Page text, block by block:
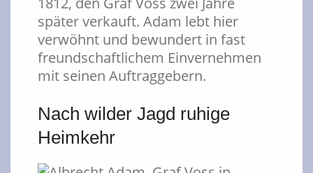
später verkauft. Adam lebt hier
verwöhnt und bewundert in fast
freundschaftlichem Einvernehmen
mit seinen Auftraggebern.
Nach wilder Jagd ruhige
Heimkehr